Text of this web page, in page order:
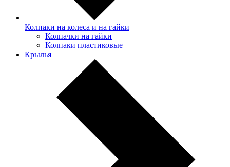
Колпаки на колеса и на гайки
Колпачки на гайки
Колпаки пластиковые
Крылья